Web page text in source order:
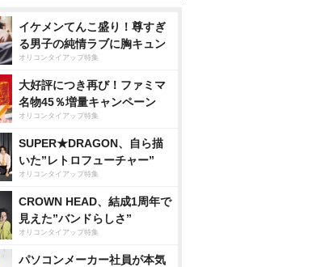
イケメンてんこ盛り！尊すぎ
る男子の純情ラブに胸キュン
オリコンタイアップ特集
大好評につき再び！ファミマ
名物45％増量キャンペーン
オリコンタイアップ特集
SUPER★DRAGON、自ら描
いた”レトロフューチャー”
オリコンタイアップ特集
CROWN HEAD、結成1周年で
見えた”バンドらしさ”
オリコンタイアップ特集
パソコンメーカー社員が本気